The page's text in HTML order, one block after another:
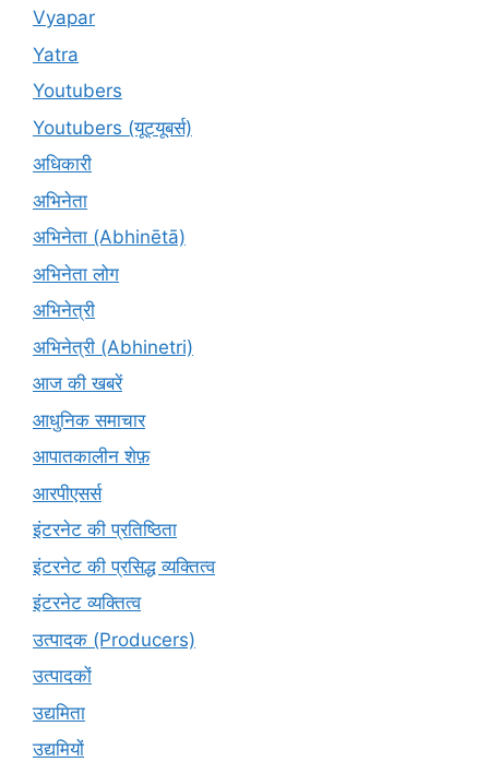
Vyapar
Yatra
Youtubers
Youtubers (यूट्यूबर्स)
अधिकारी
अभिनेता
अभिनेता (Abhinētā)
अभिनेता लोग
अभिनेत्री
अभिनेत्री (Abhinetri)
आज की खबरें
आधुनिक समाचार
आपातकालीन शेफ़
आरपीएसर्स
इंटरनेट की प्रतिष्ठिता
इंटरनेट की प्रसिद्ध व्यक्तित्व
इंटरनेट व्यक्तित्व
उत्पादक (Producers)
उत्पादकों
उद्यमिता
उद्यमियों